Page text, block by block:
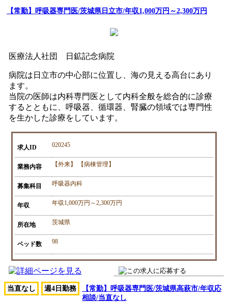
【常勤】呼吸器専門医/茨城県日立市/年収1,000万円～2,300万円
医療法人社団 日鉱記念病院
病院は日立市の中心部に位置し、海の見える高台にあり
ます。
当院の医師は内科専門医として内科全般を総合的に診療
するとともに、呼吸器、循環器、腎臓の領域では専門性
を生かした診療をしています。
求人ID 020245
業務内容 【外来】 【病棟管理】
募集科目 呼吸器内科
年収 年収1,000万円～2,300万円
所在地 茨城県
ベッド数 98
当直なし 週4日勤務
【常勤】呼吸器専門医/茨城県高萩市/年収応
相談/当直なし